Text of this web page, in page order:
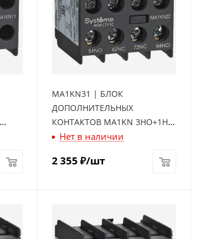
MA1KN31 | БЛОК
ДОПОЛНИТЕЛЬНЫХ
КОНТАКТОВ MA1KN 3НО+1НЗ,
Systeme Electric
Нет в наличии
2 355 ₽/шт